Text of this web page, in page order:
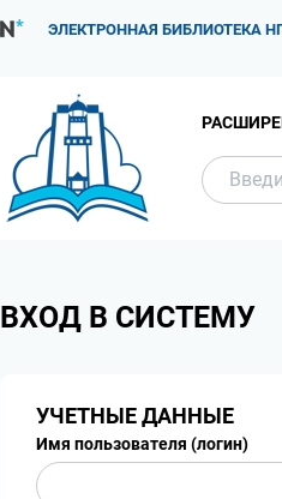
ЭЛЕКТРОННАЯ БИБЛИОТЕКА
ВХОД В СИСТЕМУ
УЧЕТНЫЕ ДАННЫЕ
Имя пользователя (логин)